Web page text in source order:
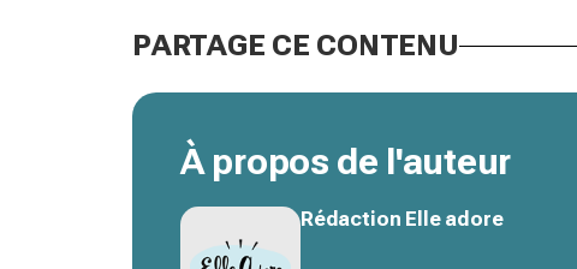
PARTAGE CE CONTENU
À propos de l'auteur
Rédaction Elle adore